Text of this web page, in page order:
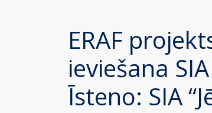
ERAF
ieviešana
Īsteno: SIA